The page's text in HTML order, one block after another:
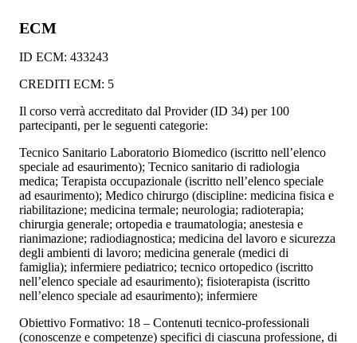
ECM
ID ECM: 433243
CREDITI ECM: 5
Il corso verrà accreditato dal Provider (ID 34) per 100
partecipanti, per le seguenti categorie:
Tecnico Sanitario Laboratorio Biomedico (iscritto nell’elenco
speciale ad esaurimento); Tecnico sanitario di radiologia
medica; Terapista occupazionale (iscritto nell’elenco speciale
ad esaurimento); Medico chirurgo (discipline: medicina fisica e
riabilitazione; medicina termale; neurologia; radioterapia;
chirurgia generale; ortopedia e traumatologia; anestesia e
rianimazione; radiodiagnostica; medicina del lavoro e sicurezza
degli ambienti di lavoro; medicina generale (medici di
famiglia); infermiere pediatrico; tecnico ortopedico (iscritto
nell’elenco speciale ad esaurimento); fisioterapista (iscritto
nell’elenco speciale ad esaurimento); infermiere
Obiettivo Formativo: 18 – Contenuti tecnico-professionali
(conoscenze e competenze) specifici di ciascuna professione, di